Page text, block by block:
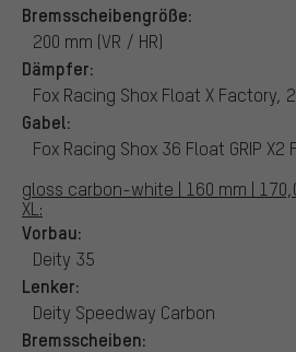
Bremsscheibengröße:
200 mm (VR / HR)
Dämpfer:
Fox Racing Shox Float X Factory,
Gabel:
Fox Racing Shox 36 Float GRIP X2
gloss carbon-white | 160 mm |
XL:
Vorbau:
Deity 35
Lenker:
Deity Speedway Carbon
Bremsscheiben: